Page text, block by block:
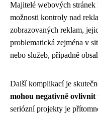
Majitelé webových stránek
možnosti kontroly nad
zobrazovaných reklam,
problematická zejména v
nebo služeb, případně
Další komplikací je
mohou negativně
seriózní projekty je